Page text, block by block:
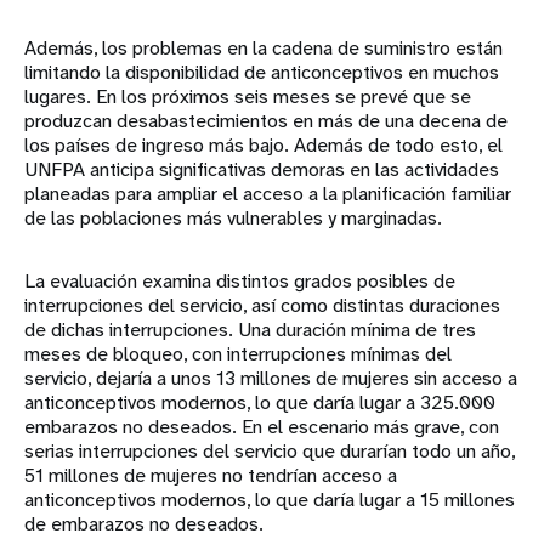
Además, los problemas en la cadena de suministro están
limitando la disponibilidad de anticonceptivos en muchos
lugares. En los próximos seis meses se prevé que se
produzcan desabastecimientos en más de una decena de
los países de ingreso más bajo. Además de todo esto, el
UNFPA anticipa significativas demoras en las actividades
planeadas para ampliar el acceso a la planificación familiar
de las poblaciones más vulnerables y marginadas.
La evaluación examina distintos grados posibles de
interrupciones del servicio, así como distintas duraciones
de dichas interrupciones. Una duración mínima de tres
meses de bloqueo, con interrupciones mínimas del
servicio, dejaría a unos 13 millones de mujeres sin acceso a
anticonceptivos modernos, lo que daría lugar a 325.000
embarazos no deseados. En el escenario más grave, con
serias interrupciones del servicio que durarían todo un año,
51 millones de mujeres no tendrían acceso a
anticonceptivos modernos, lo que daría lugar a 15 millones
de embarazos no deseados.